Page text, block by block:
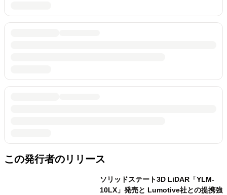
この発行者のリリース
ソリッドステート3D LiDAR「YLM-
10LX」発売と Lumotive社との提携強